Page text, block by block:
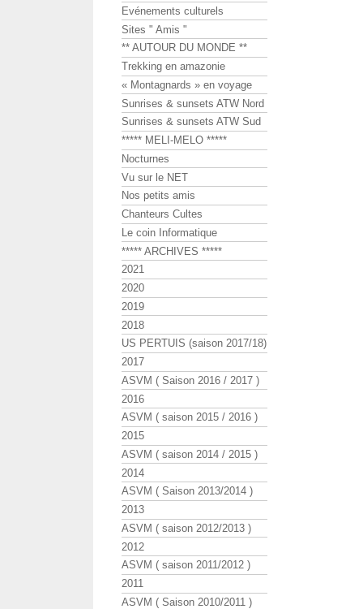
Evénements culturels
Sites " Amis "
** AUTOUR DU MONDE **
Trekking en amazonie
« Montagnards » en voyage
Sunrises & sunsets ATW Nord
Sunrises & sunsets ATW Sud
***** MELI-MELO *****
Nocturnes
Vu sur le NET
Nos petits amis
Chanteurs Cultes
Le coin Informatique
***** ARCHIVES *****
2021
2020
2019
2018
US PERTUIS (saison 2017/18)
2017
ASVM ( Saison 2016 / 2017 )
2016
ASVM ( saison 2015 / 2016 )
2015
ASVM ( saison 2014 / 2015 )
2014
ASVM ( Saison 2013/2014 )
2013
ASVM ( saison 2012/2013 )
2012
ASVM ( saison 2011/2012 )
2011
ASVM ( Saison 2010/2011 )